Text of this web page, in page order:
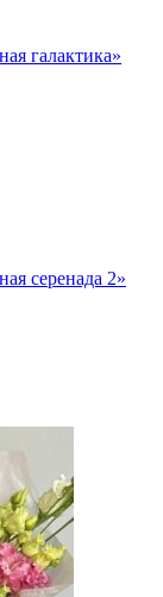
галактика»
серенада 2»